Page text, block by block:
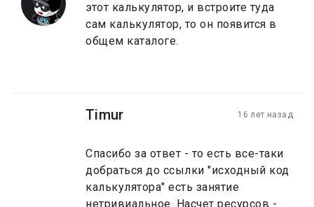
этот калькулятор, и встроите туда
сам калькулятор, то он появится в
общем каталоге.
Timur 16 лет назад
Спасибо за ответ - то есть все-таки
добраться до ссылки "исходный код
калькулятора" есть занятие
нетривиальное. Насчет ресурсов -